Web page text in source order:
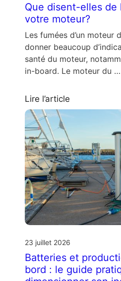
Que disent-elles de
votre moteur?
Les fumées d’un moteur
donner beaucoup
santé du moteur,
in-board. Le moteur du …
Lire l’article
23 juillet 2026
Batteries et
bord : le guide